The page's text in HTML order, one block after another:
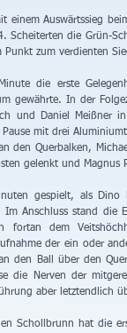
einem Auswärtssieg
Scheiterten die Grün-
zum verdienten
die erste
gewährte. In der
und Daniel Meißner
mit drei
den Querbalken,
gelenkt und Magnus
gespielt, als Dino
Anschluss stand die
dem
der ein oder
den Ball über den
die Nerven der
aber letztendlich
Schollbrunn hat die